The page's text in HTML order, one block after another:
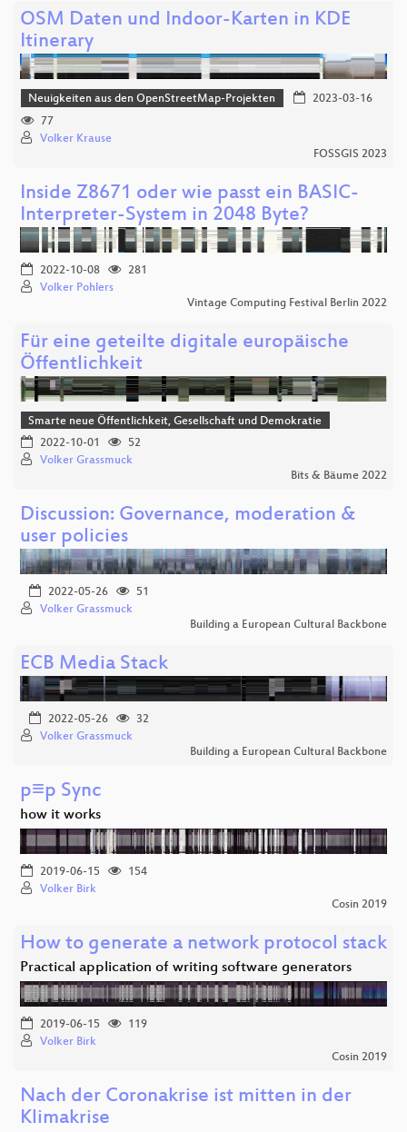
OSM Daten und Indoor-Karten in KDE
Itinerary
Neuigkeiten aus den OpenStreetMap-Projekten
2023-03-16
77
Volker Krause
FOSSGIS 2023
Inside Z8671 oder wie passt ein BASIC-
Interpreter-System in 2048 Byte?
2022-10-08
281
Volker Pohlers
Vintage Computing Festival Berlin 2022
Für eine geteilte digitale europäische
Öffentlichkeit
Smarte neue Öffentlichkeit, Gesellschaft und Demokratie
2022-10-01
52
Volker Grassmuck
Bits & Bäume 2022
Discussion: Governance, moderation &
user policies
2022-05-26
51
Volker Grassmuck
Building a European Cultural Backbone
ECB Media Stack
2022-05-26
32
Volker Grassmuck
Building a European Cultural Backbone
p≡p Sync
how it works
2019-06-15
154
Volker Birk
Cosin 2019
How to generate a network protocol stack
Practical application of writing software generators
2019-06-15
119
Volker Birk
Cosin 2019
Nach der Coronakrise ist mitten in der
Klimakrise